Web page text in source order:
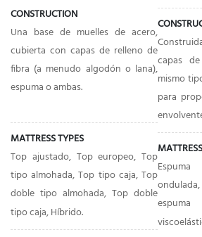
CONSTRUCTION
Una base de muelles de acero,
cubierta con capas de relleno de
fibra (a menudo algodón o lana),
espuma o ambas.
MATTRESS TYPES
Top ajustado, Top europeo, Top
tipo almohada, Top tipo caja, Top
doble tipo almohada, Top doble
tipo caja, Híbrido.
capas
mismo
para
Espuma